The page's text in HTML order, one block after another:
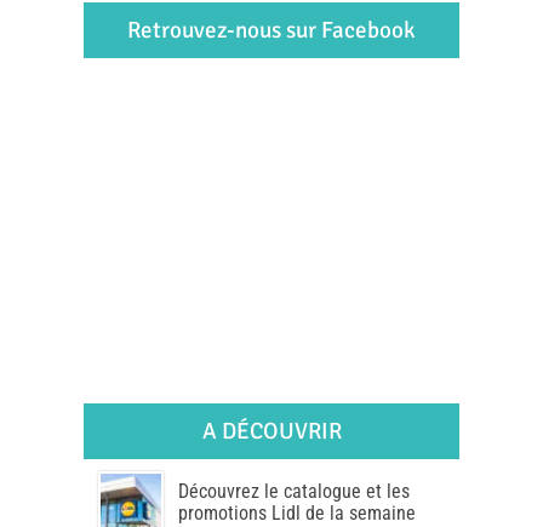
Retrouvez-nous sur Facebook
A DÉCOUVRIR
Découvrez le catalogue et les
promotions Lidl de la semaine